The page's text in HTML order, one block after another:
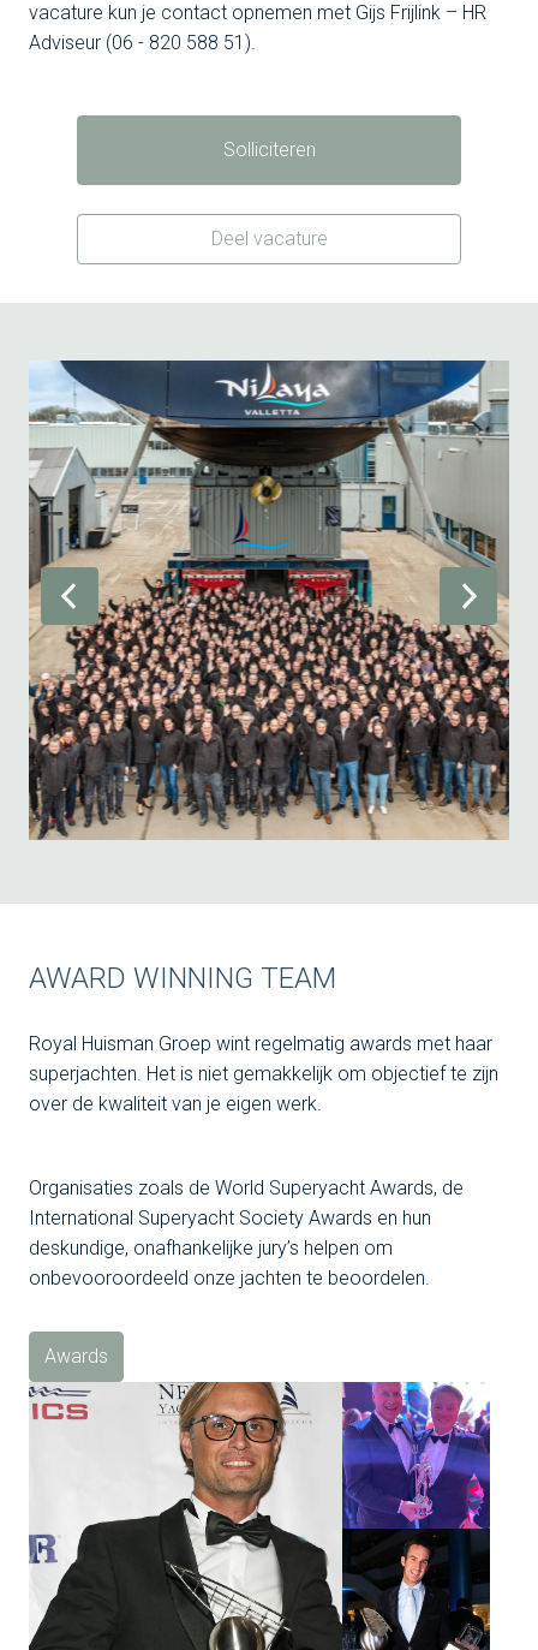
vacature kun je contact opnemen met Gijs Frijlink – HR
Adviseur (06 - 820 588 51).
Solliciteren
Deel vacature
AWARD WINNING TEAM
Royal Huisman Groep wint regelmatig awards met haar
superjachten. Het is niet gemakkelijk om objectief te zijn
Organisaties zoals de World Superyacht Awards, de
International Superyacht Society Awards en hun
deskundige, onafhankelijke jury’s helpen om ​​
onbevooroordeeld onze jachten te beoordelen.
Awards